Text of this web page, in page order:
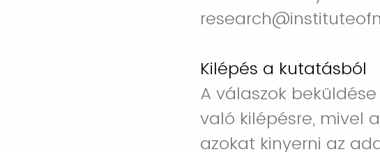
Kilépés a kutatásból
A válaszok
való kilépésre, mivel
azokat kinyerni az